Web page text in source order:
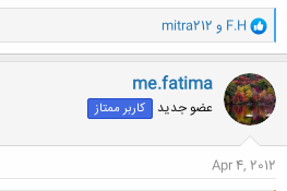
و
ا
ک
ن
ش
ه
ا
F.H و mitra212
me.fatima
عضو جدید کاربر ممتاز
Apr 4, 2012